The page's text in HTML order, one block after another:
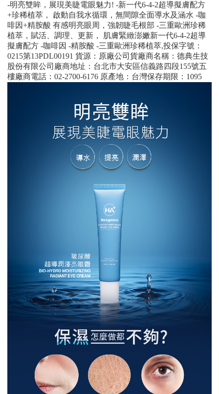
-明亮雙眸，展現美睫電眼魅力! -新一代6-4-2超導擬膚配方
+珍稀植萃， 啟動自我水循環，無間隙全面導水及涵水 -咖
啡因+精胺酸 有感明亮眼周，強韌睫毛根部 -三重歐洲珍稀
植萃，賦活、調理、更新， 肌膚緊緻澎嫩新一代6-4-2超導
擬膚配方 -咖啡因 -精胺酸 -三重歐洲珍稀植萃,投保字號：
0215第13PDL00191 貨源：原廠公司貨廠商名稱：德典生技
股份有限公司廠商地址：台北市大安區信義路四段155號五
樓廠商電話：02-2700-6176 原產地：台灣保存期限：1095